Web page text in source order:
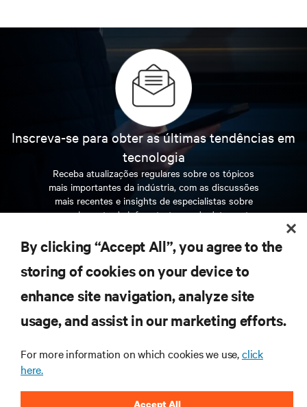
Inscreva-se para obter as últimas tendências em
tecnologia
Receba atualizações regulares sobre os tópicos
mais importantes da indústria, com as discussões
mais recentes e insights de especialistas sobre
gerenciamento de infraestrutura e de data center.
INSCREVA-SE AGORA
RECURSOS
CORPORATIVO
By clicking “Accept All”, you agree to the
storing of cookies on your device to
enhance site navigation, analyze site
usage, and assist in our marketing efforts.
For more information on which cookies we use,click
here.
Accept All